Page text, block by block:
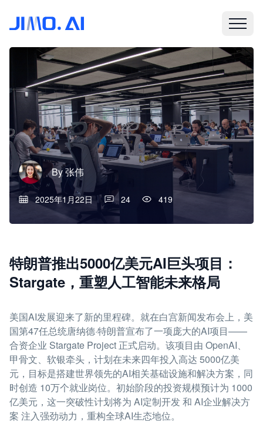
By张伟
2025年1月22日 24 419
特朗普推出5000亿美元AI巨头项目：
Stargate，重塑人工智能未来格局
美国AI发展迎来了新的里程碑。就在白宫新闻发布会上，美
国第47任总统唐纳德·特朗普宣布了一项庞大的AI项目——
合资企业 Stargate Project 正式启动。该项目由 OpenAI、
甲骨文、软银牵头，计划在未来四年投入高达 5000亿美
元，目标是搭建世界领先的AI相关基础设施和解决方案，同
时创造 10万个就业岗位。初始阶段的投资规模预计为 1000
亿美元，这一突破性计划将为 AI定制开发 和 AI企业解决方
案 注入强劲动力，重构全球AI生态地位。